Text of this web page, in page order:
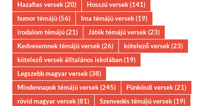
Hazafias versek(20) Hosszú versek(141)
humor témájú(56) Ima témájú versek(19)
irodalom témájú(21) Játék témájú versek(23)
Kedvesemnek témájú versek(26) kötelező versek(23)
kötelező versek álltalános iskolában(19)
Legszebb magyar versek(38)
Mindennapok témájú versek(245) Pünkösdi versek(21)
rövid magyar versek(81) Szenvedés témájú versek(19)